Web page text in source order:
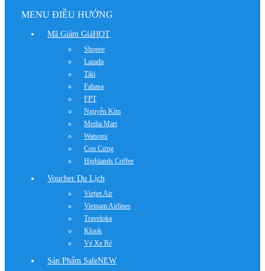
MENU ĐIỀU HƯỚNG
Mã Giảm GiáHOT
Shopee
Lazada
Tiki
Fahasa
FPT
Nguyễn Kim
Media Mart
Watsons
Con Cưng
Highlands Coffee
Voucher Du Lịch
Vietjet Air
Vietnam Airlines
Traveloka
Klook
Vé Xe Rẻ
Sản Phẩm SaleNEW